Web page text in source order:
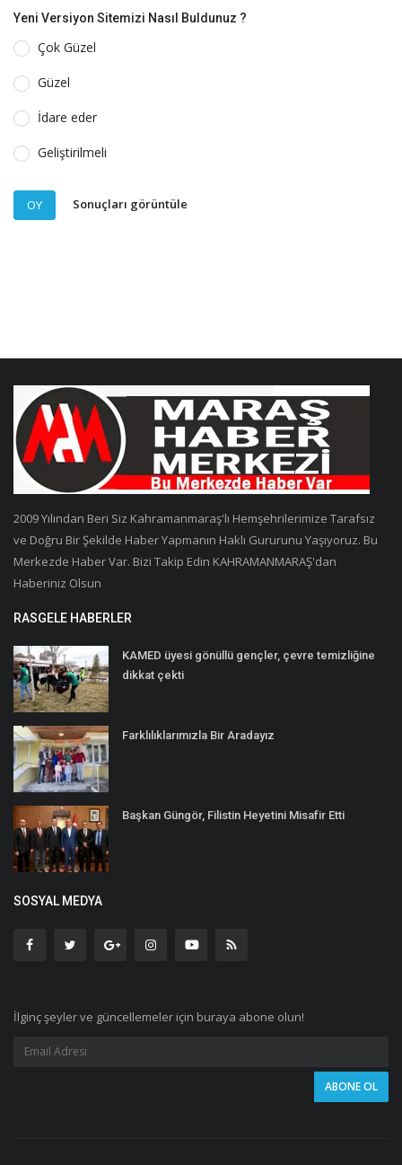
Yeni Versiyon Sitemizi Nasıl Buldunuz ?
Çok Güzel
Güzel
İdare eder
Geliştirilmeli
OY Sonuçları görüntüle
2009 Yılından Beri Siz Kahramanmaraş'lı Hemşehrilerimize Tarafsız
ve Doğru Bir Şekilde Haber Yapmanın Haklı Gururunu Yaşıyoruz. Bu
Merkezde Haber Var. Bizi Takip Edin KAHRAMANMARAŞ'dan
Haberiniz Olsun
RASGELE HABERLER
KAMED üyesi gönüllü gençler, çevre temizliğine
dikkat çekti
Farklılıklarımızla Bir Aradayız
Başkan Güngör, Filistin Heyetini Misafir Etti
SOSYAL MEDYA
İlginç şeyler ve güncellemeler için buraya abone olun!